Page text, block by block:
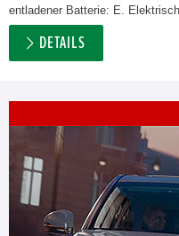
entladener Batterie: E.
DETAILS